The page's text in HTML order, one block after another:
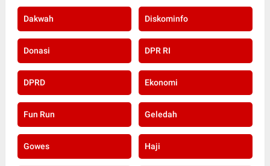
Dakwah Diskominfo
Donasi DPR RI
DPRD Ekonomi
Fun Run Geledah
Gowes Haji